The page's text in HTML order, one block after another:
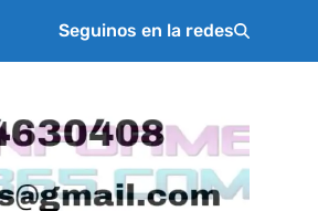
Seguinos en la redes